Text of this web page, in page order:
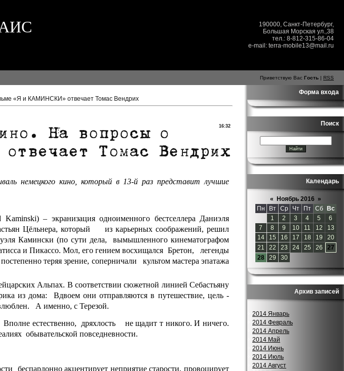
АИС
190000, Санкт-Петербург,
Большая Морская ул.,38
тел.: 8-812-315-86-04
e-mail: terra-mobile13@mail.ru
Приветствую Вас Гость | RSS
«Я и КАМИНСКИ» отвечает Томас Вендрих
16:32
немецкого кино, который в 13-й раз представит лучшие
– экранизация одноименного бестселлера Даниэля
Цёльнера, который из карьерных соображений, решил
Камински (по сути дела, вымышленного кинематографом
и Пикассо. Мол, его гением восхищался Бретон, легенды
теряя зрение, соперничали культом мастера эпатажа
Альпах. В соответствии сюжетной линией Себастьяну
из дома: Вдвоем они отправляются в путешествие, цель -
А именно, с Терезой.
естественно, дряхлость не щадит т никого. И ничего.
обывательской повседневности.
беспардонно акцентирует неприятие старости, провоцирует
Форма входа
Поиск
Календарь
« Ноябрь 2016 »
Пн
Вт Ср Чт Пт Сб
Вс
1
2 3 4 5
6
7
8 9 10 11 12
13
14
15 16 17 18 19
20
21
22 23 24 25 26
27
28
29 30
Архив записей
2014 Январь
2014 Февраль
2014 Апрель
2014 Май
2014 Июнь
2014 Июль
2014 Август